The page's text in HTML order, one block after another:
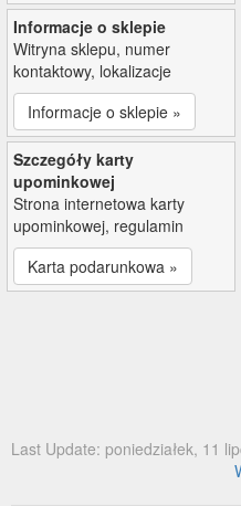
Informacje o sklepie
Witryna sklepu, numer
kontaktowy, lokalizacje
Informacje o sklepie »
Szczegóły karty
upominkowej
Strona internetowa karty
upominkowej, regulamin
Karta podarunkowa »
Last Update: poniedziałek, 11